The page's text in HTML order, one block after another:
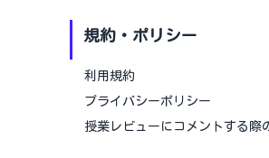
規約・ポリシー
利用規約
プライバシーポリシー
授業レビューにコメントする際